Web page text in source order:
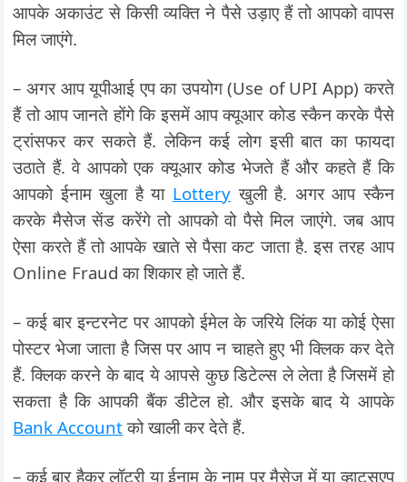
आपके अकाउंट से किसी व्यक्ति ने पैसे उड़ाए हैं तो आपको वापस
मिल जाएंगे.
– अगर आप यूपीआई एप का उपयोग (Use of UPI App) करते
हैं तो आप जानते होंगे कि इसमें आप क्यूआर कोड स्कैन करके पैसे
ट्रांसफर कर सकते हैं. लेकिन कई लोग इसी बात का फायदा
उठाते हैं. वे आपको एक क्यूआर कोड भेजते हैं और कहते हैं कि
आपको ईनाम खुला है या Lottery खुली है. अगर आप स्कैन
करके मैसेज सेंड करेंगे तो आपको वो पैसे मिल जाएंगे. जब आप
ऐसा करते हैं तो आपके खाते से पैसा कट जाता है. इस तरह आप
Online Fraud का शिकार हो जाते हैं.
– कई बार इन्टरनेट पर आपको ईमेल के जरिये लिंक या कोई ऐसा
पोस्टर भेजा जाता है जिस पर आप न चाहते हुए भी क्लिक कर देते
हैं. क्लिक करने के बाद ये आपसे कुछ डिटेल्स ले लेता है जिसमें हो
सकता है कि आपकी बैंक डीटेल हो. और इसके बाद ये आपके
Bank Accountको खाली कर देते हैं.
– कई बार हैकर लॉटरी या ईनाम के नाम पर मैसेज में या व्हाट्सएप